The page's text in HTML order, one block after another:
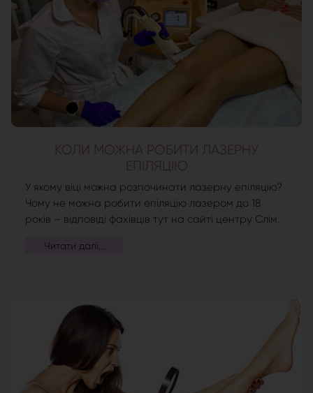
КОЛИ МОЖНА РОБИТИ ЛАЗЕРНУ
ЕПІЛЯЦІЮ
У якому віці можна розпочинати лазерну епіляцію?
Чому не можна робити епіляцію лазером до 18
років – відповіді фахівців тут на сайті центру Слім.
Читати далі...